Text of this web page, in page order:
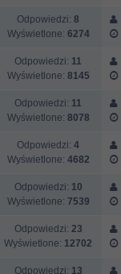
Odpowiedzi: 8
Wyświetlone: 6274
Odpowiedzi: 11
Wyświetlone: 8145
Odpowiedzi: 11
Wyświetlone: 8078
Odpowiedzi: 4
Wyświetlone: 4682
Odpowiedzi: 10
Wyświetlone: 7539
Odpowiedzi: 23
Wyświetlone: 12702
Odpowiedzi: 13